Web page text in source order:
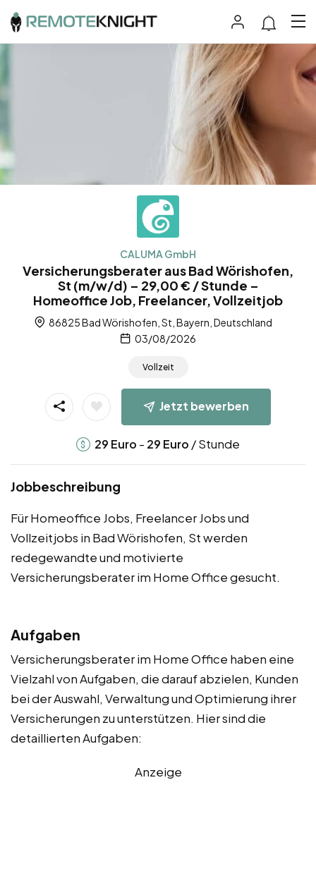
CALUMA GmbH
Versicherungsberater aus Bad Wörishofen,
St (m/w/d) – 29,00 € / Stunde –
Homeoffice Job, Freelancer, Vollzeitjob
86825 Bad Wörishofen, St, Bayern, Deutschland
03/08/2026
Vollzeit
Jetzt bewerben
29 Euro - 29 Euro / Stunde
Jobbeschreibung
Für Homeoffice Jobs, Freelancer Jobs und
Vollzeitjobs in Bad Wörishofen, St werden
redegewandte und motivierte
Versicherungsberater im Home Office gesucht.
Aufgaben
Versicherungsberater im Home Office haben eine
Vielzahl von Aufgaben, die darauf abzielen, Kunden
bei der Auswahl, Verwaltung und Optimierung ihrer
Versicherungen zu unterstützen. Hier sind die
detaillierten Aufgaben:
Anzeige